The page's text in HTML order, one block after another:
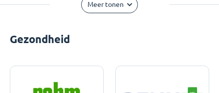
Meer tonen
Gezondheid